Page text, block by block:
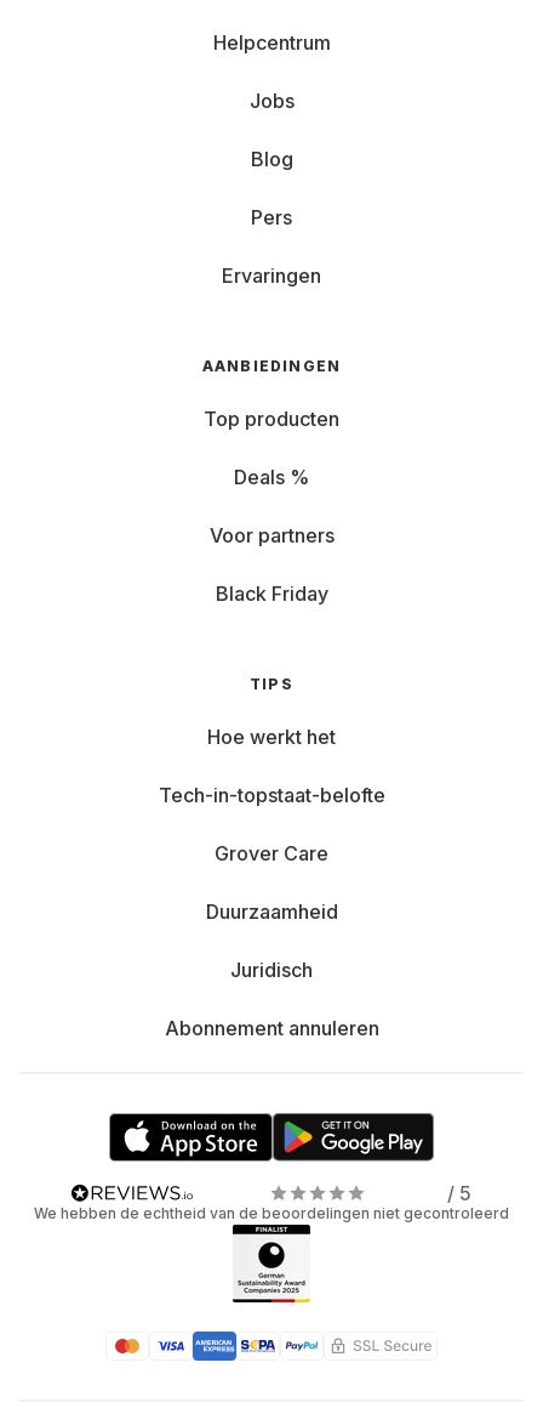
Helpcentrum
Jobs
Blog
Pers
Ervaringen
AANBIEDINGEN
Top producten
Deals %
Voor partners
Black Friday
TIPS
Hoe werkt het
Tech-in-topstaat-belofte
Grover Care
Duurzaamheid
Juridisch
Abonnement annuleren
/ 5
We hebben de echtheid van de beoordelingen niet gecontroleerd